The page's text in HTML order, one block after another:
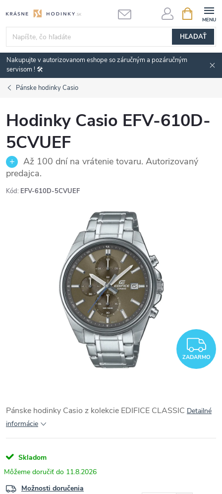
na
obsah
HĽADAŤ
KOŠÍK
Nakupujte v autorizovanom eshope so záručným a pozáručným
servisom ! 🛠️
Pánske hodinky Casio
Hodinky Casio EFV-610D-
5CVUEF
Až 100 dní na vrátenie tovaru. Autorizovaný
predajca.
Kód: EFV-610D-5CVUEF
ZADARMO
Pánske hodinky Casio z kolekcie EDIFICE CLASSIC Detailné
informácie
Skladom
11.8.2026
Možnosti doručenia